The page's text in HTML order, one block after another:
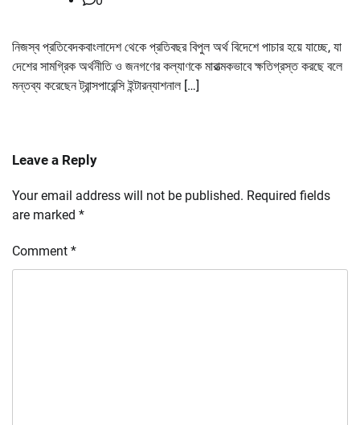
নিজস্ব প্রতিবেদকবাংলাদেশ থেকে প্রতিবছর বিপুল অর্থ বিদেশে পাচার হয়ে যাচ্ছে, যা
দেশের সামগ্রিক অর্থনীতি ও জনগণের কল্যাণকে মারাত্মকভাবে ক্ষতিগ্রস্ত করছে বলে
মন্তব্য করেছেন ট্রান্সপারেন্সি ইন্টারন্যাশনাল […]
Leave a Reply
Your email address will not be published. Required fields
are marked *
Comment *